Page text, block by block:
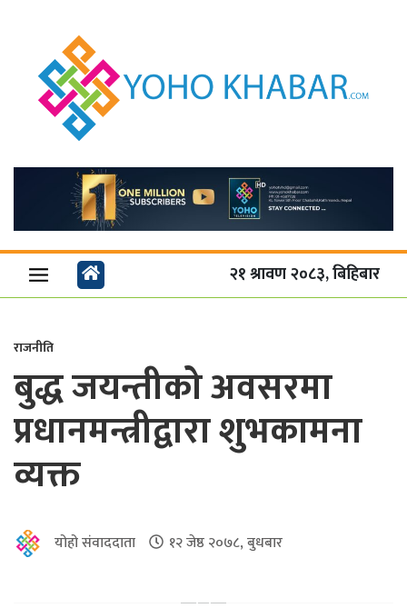
२१ श्रावण २०८३, बिहिबार
राजनीति
बुद्ध जयन्तीको अवसरमा
प्रधानमन्त्रीद्वारा शुभकामना
व्यक्त
योहो संवाददाता १२ जेष्ठ २०७८, बुधबार